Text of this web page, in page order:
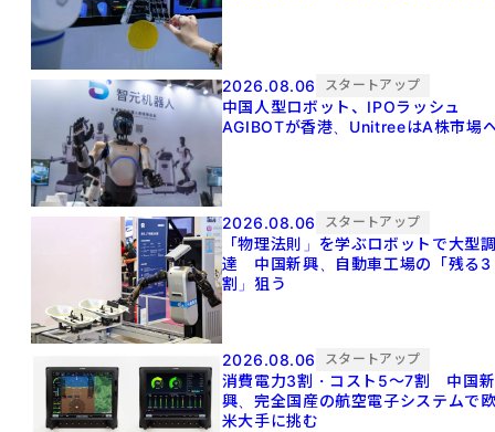
2026.08.06 スタートアップ
中国人型ロボット、IPOラッシュ
AGIBOTが香港、UnitreeはA株市場
2026.08.06 スタートアップ
「物理法則」を学ぶロボットで大型
達 中国新興、自動車工場の「残る3
割」狙う
2026.08.06 スタートアップ
消費電力3割・コスト5〜7割 中国新
興、完全国産の航空電子システムで
米大手に挑む